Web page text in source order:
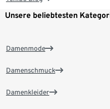
Unsere beliebtesten
Damenmode
Damenschmuck
Damenkleider